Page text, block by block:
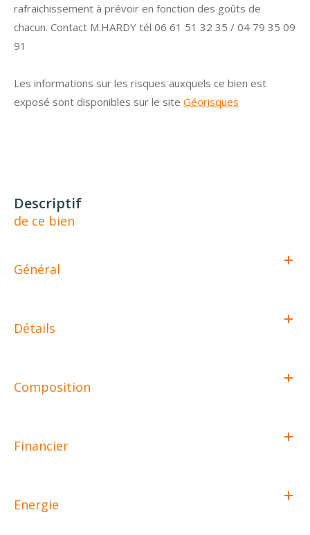
rafraichissement à prévoir en fonction des goûts de
chacun. Contact M.HARDY tél 06 61 51 32 35 / 04 79 35 09
91
Les informations sur les risques auxquels ce bien est
exposé sont disponibles sur le site Géorisques
descriptif
de ce bien
Général
Détails
Composition
Financier
Energie